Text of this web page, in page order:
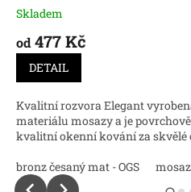
Skladem
od 477 Kč
DETAIL
Kvalitní rozvora Elegant
materiálu mosazy a je
kvalitní okenní kování za skvělé
bronz česaný mat - OGS
mosaz